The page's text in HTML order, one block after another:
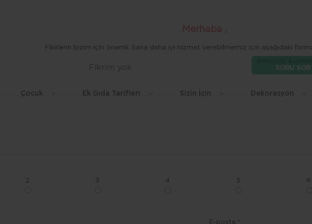
SORU SOR
Çocuk Ek Gıda Tarifleri Sizin İçin Dekorasyon
Fikirlerin bizim için önemli. Sana daha iyi hizmet verebilmemiz için aşağıdaki
Fikrim yok
2 3 4 5 6
E-posta *